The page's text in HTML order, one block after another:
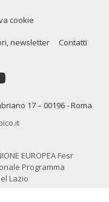
cookie
newsletter Contatti
17 – 00196 - Roma
EUROPEA Fesr
Programma
Lazio